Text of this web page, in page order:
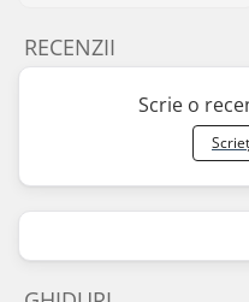
RECENZII
Scrie o